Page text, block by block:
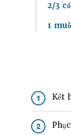
2/3
1
1 Kết
2